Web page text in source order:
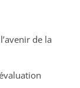
de la